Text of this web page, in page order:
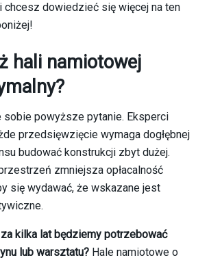
chcesz dowiedzieć się więcej na ten
hali namiotowej
sobie powyższe pytanie. Eksperci
przedsięwzięcie wymaga dogłębnej
budować konstrukcji zbyt dużej.
zmniejsza opłacalność
się wydawać, że wskazane jest
kilka lat będziemy potrzebować
lub warsztatu? Hale namiotowe o